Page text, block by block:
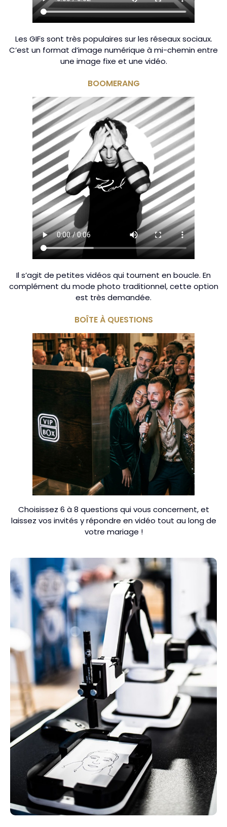
Les GIFs sont très populaires sur les réseaux sociaux.
C’est un format d’image numérique à mi-chemin entre
une image fixe et une vidéo.
BOOMERANG
Il s’agit de petites vidéos qui tournent en boucle. En
complément du mode photo traditionnel, cette option
est très demandée.
BOÎTE À QUESTIONS
Choisissez 6 à 8 questions qui vous concernent, et
laissez vos invités y répondre en vidéo tout au long de
votre mariage !